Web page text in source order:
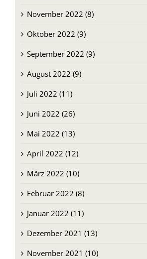
November 2022 (8)
Oktober 2022 (9)
September 2022 (9)
August 2022 (9)
Juli 2022 (11)
Juni 2022 (26)
Mai 2022 (13)
April 2022 (12)
März 2022 (10)
Februar 2022 (8)
Januar 2022 (11)
Dezember 2021 (13)
November 2021 (10)